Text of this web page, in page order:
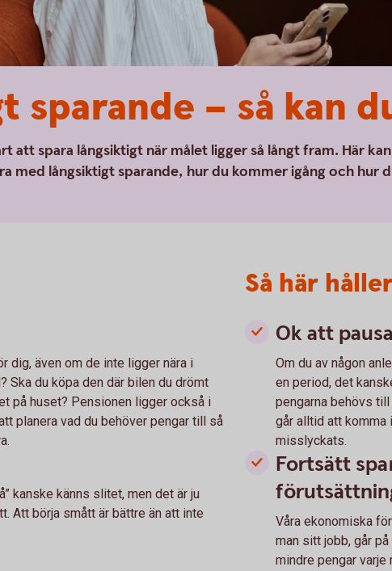
sparande – så kan
att spara långsiktigt när målet ligger så långt fram. Här
med långsiktigt sparande, hur du kommer igång och hur
dig, även om de inte ligger nära i
Ska du köpa den där bilen du drömt
på huset? Pensionen ligger också i
planera vad du behöver pengar till så
kanske känns slitet, men det är ju
Att börja smått är bättre än att inte
Så här
Ok att
Om du av någon
en period, det
pengarna behövs
går alltid att komma
misslyckats.
Fortsätt
Våra ekonomiska
man sitt jobb, går
mindre pengar varje